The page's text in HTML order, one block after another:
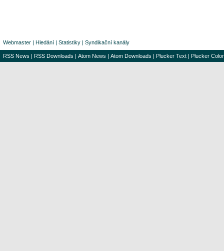
Webmaster | Hledání | Statistiky | Syndikační kanály
RSS News | RSS Downloads | Atom News | Atom Downloads | Plucker Text | Plucker Color